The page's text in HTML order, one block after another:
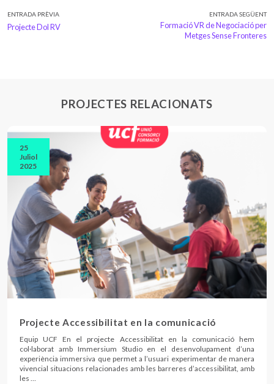
ENTRADA PRÈVIA
Projecte Dol RV
ENTRADA SEGÜENT
Formació VR de Negociació per
Metges Sense Fronteres
PROJECTES RELACIONATS
25
Juliol
2025
Projecte Accessibilitat en la comunicació
Equip UCF En el projecte Accessibilitat en la comunicació hem
col·laborat amb Immersium Studio en el desenvolupament d’una
experiència immersiva que permet a l’usuari experimentar de manera
vivencial situacions relacionades amb les barreres d’accessibilitat, amb
les …